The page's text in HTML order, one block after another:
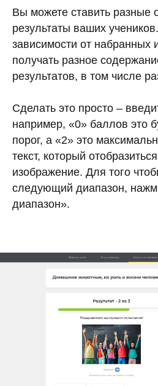
Вы можете ставить разные
результаты ваших
зависимости от набранных
получать разное
результатов, в том числе
Сделать это просто –
например, «0» баллов это
порог, а «2» это
текст, который
изображение. Для того
следующий диапазон,
диапазон».